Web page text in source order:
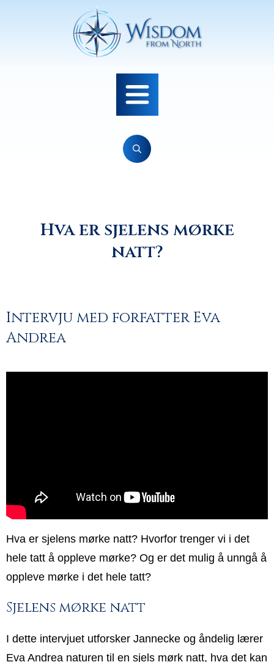
Hva er sjelens mørke
natt?
Intervju med forfatter Eva
Andrea
Hva er sjelens mørke natt? Hvorfor trenger vi i det
hele tatt å oppleve mørke? Og er det mulig å unngå å
oppleve mørke i det hele tatt?
Sjelens mørke natt
I dette intervjuet utforsker Jannecke og åndelig lærer
Eva Andrea naturen til en sjels mørk natt, hva det kan